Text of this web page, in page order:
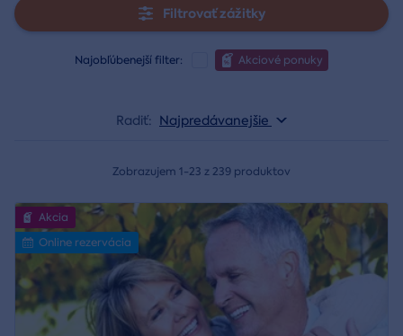
Filtrovať zážitky
Najobľúbenejší filter: Akciové ponuky
Radiť: Najpredávanejšie
Zobrazujem 1-23 z 239 produktov
Akcia
Online rezervácia